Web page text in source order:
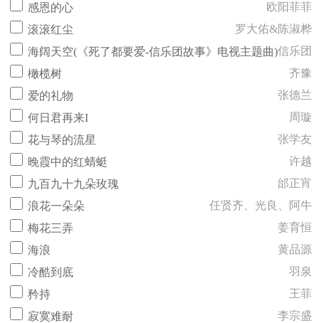
感恩的心
欧阳菲菲
滚滚红尘
罗大佑&陈淑桦
海阔天空(《死了都要爱-信乐团故事》电视主题曲)信乐团
橄榄树
齐豫
爱的礼物
张德兰
何日君再来I
周璇
花与琴的流星
张学友
晚霞中的红蜻蜓
许越
九百九十九朵玫瑰
邰正宵
浪花一朵朵
任贤齐、光良、阿牛
梅花三弄
姜育恒
海浪
黄品源
冷酷到底
羽泉
矜持
王菲
寂寞难耐
李宗盛